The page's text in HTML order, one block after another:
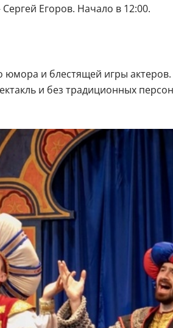
Егоров. Начало в 12:00.
юмора и блестящей игры
и без традиционных